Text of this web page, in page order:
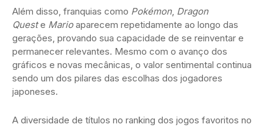
Além disso, franquias como Pokémon, Dragon
Queste Marioaparecem repetidamente ao longo das
gerações, provando sua capacidade de se reinventar e
permanecer relevantes. Mesmo com o avanço dos
gráficos e novas mecânicas, o valor sentimental continua
sendo um dos pilares das escolhas dos jogadores
japoneses.
A diversidade de títulos no ranking dos jogos favoritos no